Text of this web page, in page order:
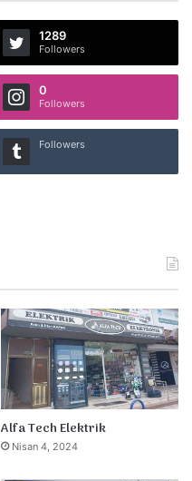
1289
Followers
0
Followers
Followers
Alfa Tech Elektrik
Nisan 4, 2024